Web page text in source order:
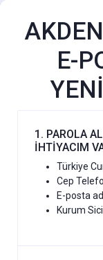
E-
1. PAROLA
İHTİYACIM
Türkiye
Cep
E-posta
Kurum